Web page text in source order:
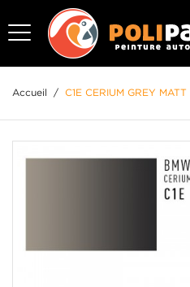
Accueil / C1E CERIUM GREY